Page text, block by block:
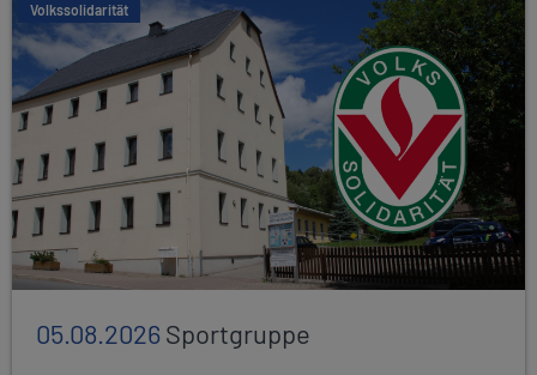
Volkssolidarität
05.08.2026Sportgruppe